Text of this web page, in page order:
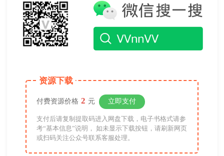
资源下载
付费资源价格 2 元 立即支付
支付后请复制提取码进入网盘下载，电子书格式请参
考“基本信息”说明， 如未显示下载按钮，请刷新网页
或扫码关注公众号联系客服处理。